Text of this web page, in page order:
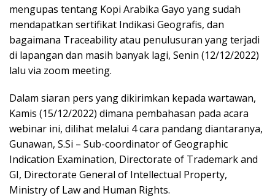
mengupas tentang Kopi Arabika Gayo yang sudah
mendapatkan sertifikat Indikasi Geografis, dan
bagaimana Traceability atau penulusuran yang terjadi
di lapangan dan masih banyak lagi, Senin (12/12/2022)
lalu via zoom meeting.
Dalam siaran pers yang dikirimkan kepada wartawan,
Kamis (15/12/2022) dimana pembahasan pada acara
webinar ini, dilihat melalui 4 cara pandang diantaranya,
Gunawan, S.Si – Sub-coordinator of Geographic
Indication Examination, Directorate of Trademark and
GI, Directorate General of Intellectual Property,
Ministry of Law and Human Rights.